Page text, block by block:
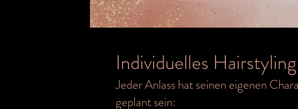
Individuelles Hairstyling
Jeder Anlass hat seinen eigenen
geplant sein: